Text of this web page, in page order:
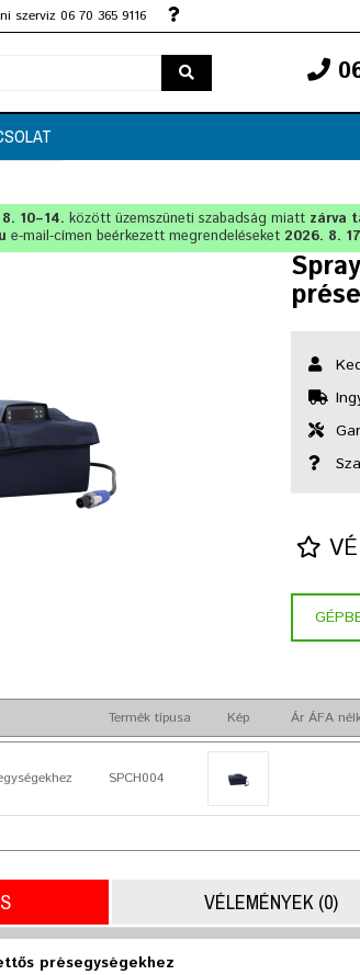
szerviz 06 70 365 9116
10–14. között üzemszüneti szabadság miatt zárva
e-mail-címen beérkezett megrendeléseket 2026. 8.
Termék típusa Kép Ár ÁFA
SPCH004
VÉLEMÉNYEK (0)
présegységekhez